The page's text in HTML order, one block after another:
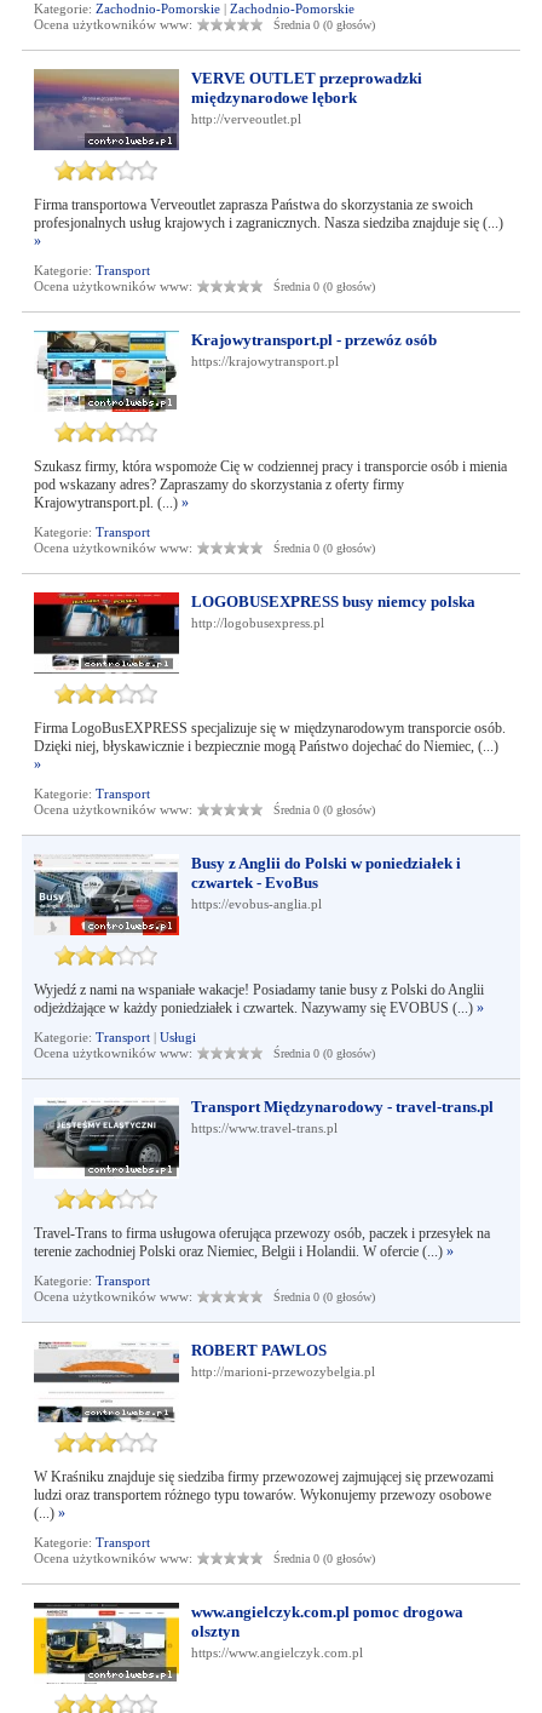
Kategorie: Zachodnio-Pomorskie| Zachodnio-Pomorskie
Ocena użytkowników www:
Średnia 0 (0 głosów)
VERVE OUTLET przeprowadzki
międzynarodowe lębork
http://verveoutlet.pl
Firma transportowa Verveoutlet zaprasza Państwa do skorzystania ze swoich
profesjonalnych usług krajowych i zagranicznych. Nasza siedziba znajduje się (...)
»
Kategorie: Transport
Ocena użytkowników www:
Średnia 0 (0 głosów)
Krajowytransport.pl - przewóz osób
https://krajowytransport.pl
Szukasz firmy, która wspomoże Cię w codziennej pracy i transporcie osób i mienia
pod wskazany adres? Zapraszamy do skorzystania z oferty firmy
Krajowytransport.pl. (...) »
Kategorie: Transport
Ocena użytkowników www:
Średnia 0 (0 głosów)
LOGOBUSEXPRESS busy niemcy polska
http://logobusexpress.pl
Firma LogoBusEXPRESS specjalizuje się w międzynarodowym transporcie osób.
Dzięki niej, błyskawicznie i bezpiecznie mogą Państwo dojechać do Niemiec, (...)
»
Kategorie: Transport
Ocena użytkowników www:
Średnia 0 (0 głosów)
Busy z Anglii do Polski w poniedziałek i
czwartek - EvoBus
https://evobus-anglia.pl
Wyjedź z nami na wspaniałe wakacje! Posiadamy tanie busy z Polski do Anglii
odjeżdżające w każdy poniedziałek i czwartek. Nazywamy się EVOBUS (...) »
Kategorie: Transport| Usługi
Ocena użytkowników www:
Średnia 0 (0 głosów)
Transport Międzynarodowy - travel-trans.pl
https://www.travel-trans.pl
Travel-Trans to firma usługowa oferująca przewozy osób, paczek i przesyłek na
terenie zachodniej Polski oraz Niemiec, Belgii i Holandii. W ofercie (...) »
Kategorie: Transport
Ocena użytkowników www:
Średnia 0 (0 głosów)
ROBERT PAWLOS
http://marioni-przewozybelgia.pl
W Kraśniku znajduje się siedziba firmy przewozowej zajmującej się przewozami
ludzi oraz transportem różnego typu towarów. Wykonujemy przewozy osobowe
(...) »
Kategorie: Transport
Ocena użytkowników www:
Średnia 0 (0 głosów)
www.angielczyk.com.pl pomoc drogowa
olsztyn
https://www.angielczyk.com.pl